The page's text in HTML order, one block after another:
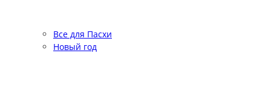
Все для Пасхи
Новый год